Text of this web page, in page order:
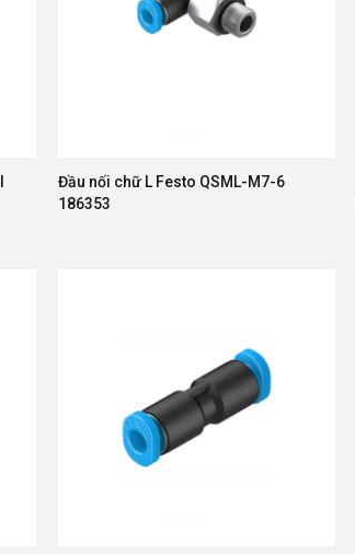
Đầu nối chữ L Festo QSML-M7-6
186353